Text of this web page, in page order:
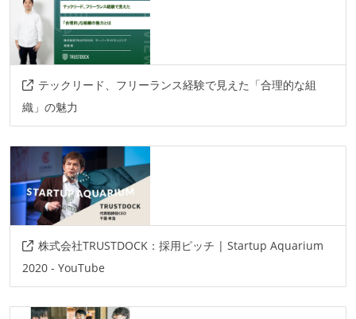
テックリード、フリーランス経験で見えた「合理的な組
織」の魅力
株式会社TRUSTDOCK：採用ピッチ | Startup Aquarium
2020 - YouTube